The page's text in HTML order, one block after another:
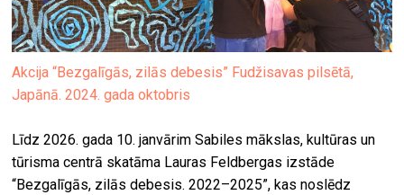
Akcija “Bezgalīgās, zilās debesis” Fudžisavas pilsētā,
Japānā. 2024. gada oktobris
Līdz 2026. gada 10. janvārim Sabiles mākslas, kultūras un
tūrisma centrā skatāma Lauras Feldbergas izstāde
“Bezgalīgās, zilās debesis. 2022–2025”, kas noslēdz